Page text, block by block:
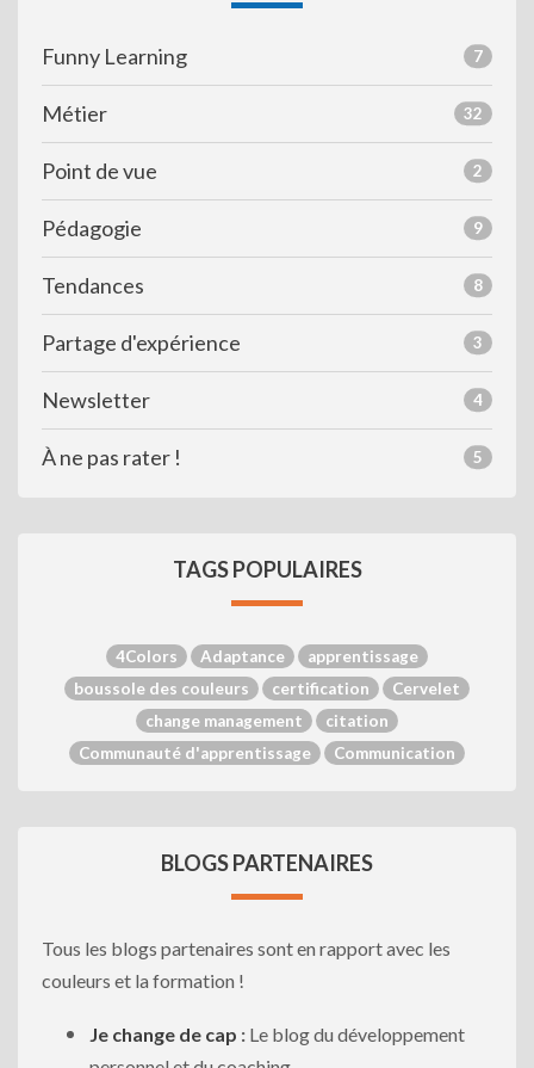
Funny Learning 7
Métier 32
Point de vue 2
Pédagogie 9
Tendances 8
Partage d'expérience 3
Newsletter 4
À ne pas rater ! 5
TAGS POPULAIRES
4Colors Adaptance
apprentissage
boussole des couleurs
certification
Cervelet
change management
citation
Communauté d'apprentissage
Communication
BLOGS PARTENAIRES
Tous les blogs partenaires sont en rapport avec les
couleurs et la formation !
Je change de cap : Le blog du développement